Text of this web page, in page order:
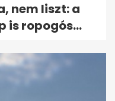
nem liszt: a
is ropogós...